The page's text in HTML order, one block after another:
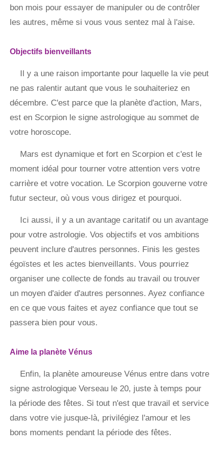
bon mois pour essayer de manipuler ou de contrôler
les autres, même si vous vous sentez mal à l'aise.
Objectifs bienveillants
Il y a une raison importante pour laquelle la vie peut
ne pas ralentir autant que vous le souhaiteriez en
décembre. C'est parce que la planète d'action, Mars,
est en Scorpion le signe astrologique au sommet de
votre horoscope.
Mars est dynamique et fort en Scorpion et c'est le
moment idéal pour tourner votre attention vers votre
carrière et votre vocation. Le Scorpion gouverne votre
futur secteur, où vous vous dirigez et pourquoi.
Ici aussi, il y a un avantage caritatif ou un avantage
pour votre astrologie. Vos objectifs et vos ambitions
peuvent inclure d'autres personnes. Finis les gestes
égoïstes et les actes bienveillants. Vous pourriez
organiser une collecte de fonds au travail ou trouver
un moyen d'aider d'autres personnes. Ayez confiance
en ce que vous faites et ayez confiance que tout se
passera bien pour vous.
Aime la planète Vénus
Enfin, la planète amoureuse Vénus entre dans votre
signe astrologique Verseau le 20, juste à temps pour
la période des fêtes. Si tout n'est que travail et service
dans votre vie jusque-là, privilégiez l'amour et les
bons moments pendant la période des fêtes.